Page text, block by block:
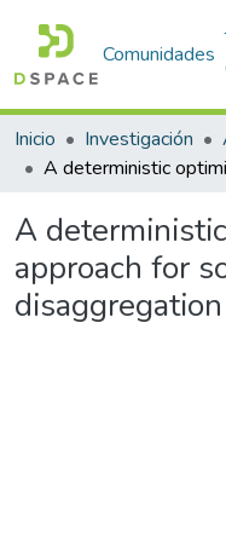
Comunidades
Inicio Investigación
A
approach for